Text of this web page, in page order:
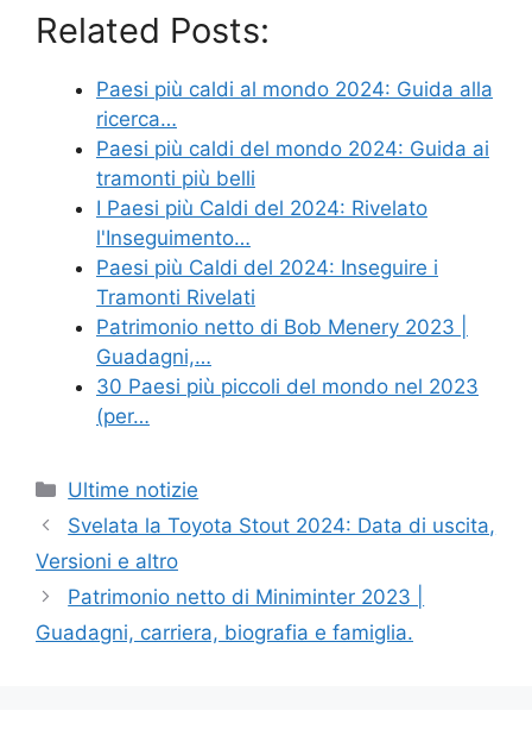
Related Posts:
Paesi più caldi al mondo 2024: Guida alla
ricerca…
Paesi più caldi del mondo 2024: Guida ai
tramonti più belli
I Paesi più Caldi del 2024: Rivelato
l'Inseguimento…
Paesi più Caldi del 2024: Inseguire i
Tramonti Rivelati
Patrimonio netto di Bob Menery 2023 |
Guadagni,…
30 Paesi più piccoli del mondo nel 2023
(per…
Categories
Ultime notizie
Svelata la Toyota Stout 2024: Data di uscita,
Versioni e altro
Patrimonio netto di Miniminter 2023 |
Guadagni, carriera, biografia e famiglia.